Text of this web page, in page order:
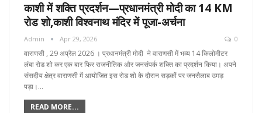
काशी में शक्ति प्रदर्शन—प्रधानमंत्री मोदी का 14 KM
रोड शो,काशी विश्वनाथ मंदिर में पूजा-अर्चना
Admin Apr 29, 2026 0
वाराणसी , 29 अप्रैल 2026 । प्रधानमंत्री मोदी ने वाराणसी में भव्य 14 किलोमीटर
लंबा रोड शो कर एक बार फिर राजनीतिक और जनसंपर्क शक्ति का प्रदर्शन किया। अपने
संसदीय क्षेत्र वाराणसी में आयोजित इस रोड शो के दौरान सड़कों पर जनसैलाब उमड़
पड़ा।…
READ MORE...